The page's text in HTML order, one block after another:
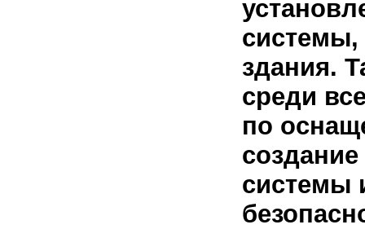
здания.
среди
по
системы